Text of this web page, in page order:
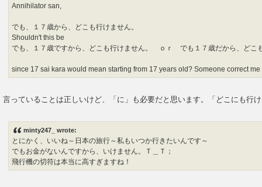
Annihilator san,
でも、１７歳から、どこも行けません。
Shouldn't this be
でも、１７歳ですから、どこも行けません。 ｏｒ でも１７歳だから、どこ
since 17 sai kara would mean starting from 17 years old? Someone correct me
言っていることは正しいけど、「に」も必要だと思います。「どこにも行
minty247_ wrote:
とにかく、いいね～日本の旅行～私もいつか行きたいんです～
でもお金がないんですから、いけません。Ｔ＿Ｔ；
飛行機の切符は本当に高すぎますね！